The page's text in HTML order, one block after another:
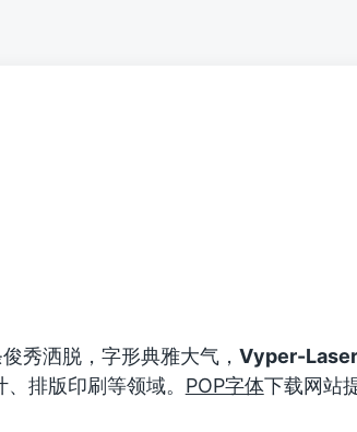
秀洒脱，字形典雅大气， Vyper-
排版印刷等领域。 POP字体下载网站